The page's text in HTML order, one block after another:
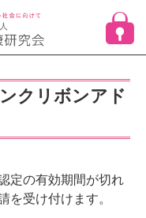
クリボンアド
定の有効期間が切れ
を受け付けます。